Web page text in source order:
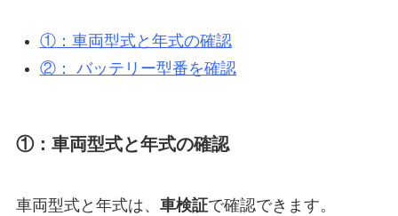
①：車両型式と年式の確認
②： バッテリー型番を確認
①：車両型式と年式の確認
車両型式と年式は、 車検証で確認できます。